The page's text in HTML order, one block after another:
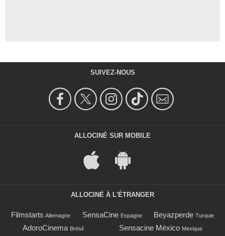
SUIVEZ-NOUS
ALLOCINÉ SUR MOBILE
ALLOCINÉ À L'ÉTRANGER
Filmstarts Allemagne SensaCine Espagne Beyazperde Turquie
AdoroCinema Brésil Sensacine México Mexique